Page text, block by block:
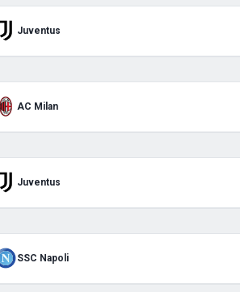
Juventus
AC Milan
Juventus
SSC Napoli